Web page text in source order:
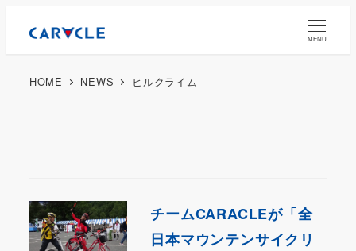
MENU
HOME NEWS ヒルクライム
チームCARACLEが「全
日本マウンテンサイクリ